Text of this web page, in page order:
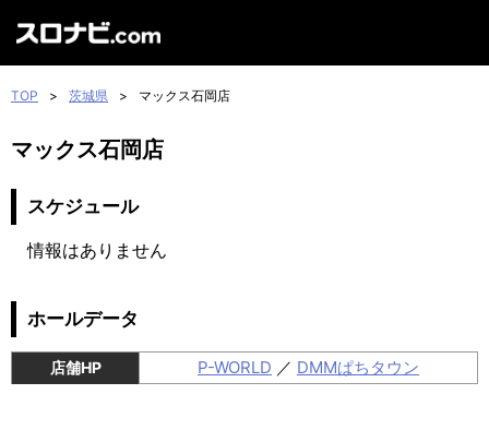
TOP > 茨城県 > マックス石岡店
マックス石岡店
スケジュール
情報はありません
ホールデータ
店舗HP P-WORLD ／ DMMぱちタウン